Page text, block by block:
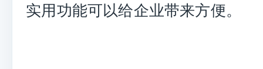
实用功能可以给企业带来方便。